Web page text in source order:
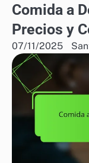
Comida a
Precios y
07/11/2025